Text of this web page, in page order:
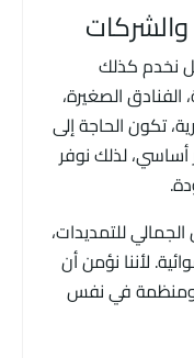
نخدم كذلك
الفنادق الصغيرة،
تكون الحاجة إلى
أساسي، لذلك نوفر
للتمديدات،
لأننا نؤمن أن
ومنظمة في نفس